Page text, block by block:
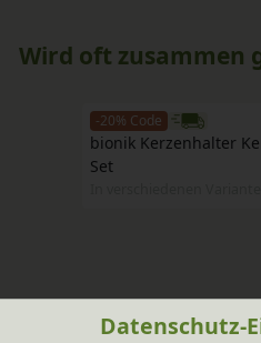
Wird oft zusammen
-20% Code
bionik Kerzenhalter
Set
Datenschutz-